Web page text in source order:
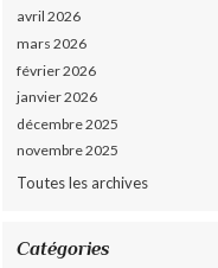
avril 2026
mars 2026
février 2026
janvier 2026
décembre 2025
novembre 2025
Toutes les archives
Catégories